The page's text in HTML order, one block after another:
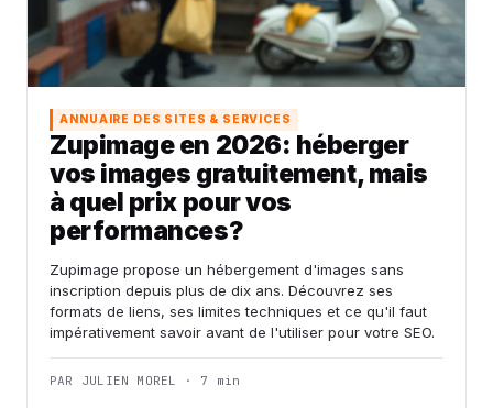
ANNUAIRE DES SITES & SERVICES
Zupimage en 2026: héberger
vos images gratuitement, mais
à quel prix pour vos
performances?
Zupimage propose un hébergement d'images sans
inscription depuis plus de dix ans. Découvrez ses
formats de liens, ses limites techniques et ce qu'il faut
impérativement savoir avant de l'utiliser pour votre SEO.
PAR JULIEN MOREL · 7 min